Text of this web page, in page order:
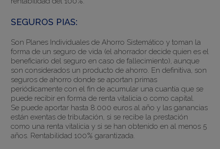
SEGUROS PIAS:
Son Planes Individuales de Ahorro Sistemático y toman la
forma de un seguro de vida (el ahorrador decide quien es el
beneficiario del seguro en caso de fallecimiento), aunque
son considerados un producto de ahorro. En definitiva, son
seguros de ahorro donde se aportan primas
periódicamente con el fin de acumular una cuantía que se
puede recibir en forma de renta vitalicia o como capital.
Se puede aportar hasta 8.000 euros al año y las ganancias
están exentas de tributación, si se recibe la prestación
como una renta vitalicia y si se han obtenido en al menos 5
años. Rentabilidad 100% garantizada.